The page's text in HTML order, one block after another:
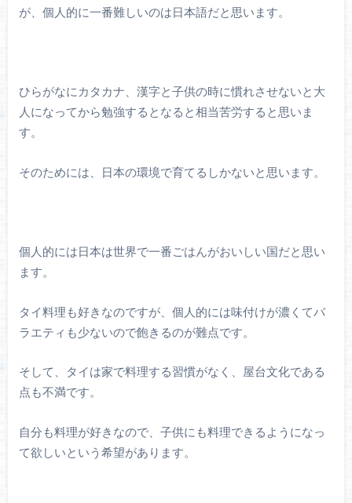
が、個人的に一番難しいのは日本語だと思います。
ひらがなにカタカナ、漢字と子供の時に慣れさせないと大
人になってから勉強するとなると相当苦労すると思いま
す。
そのためには、日本の環境で育てるしかないと思います。
個人的には日本は世界で一番ごはんがおいしい国だと思い
ます。
タイ料理も好きなのですが、個人的には味付けが濃くてバ
ラエティも少ないので飽きるのが難点です。
そして、タイは家で料理する習慣がなく、屋台文化である
点も不満です。
自分も料理が好きなので、子供にも料理できるようになっ
て欲しいという希望があります。